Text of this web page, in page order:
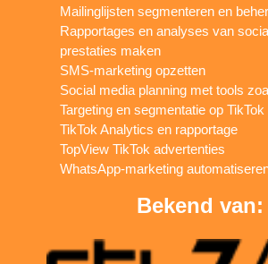
Mailinglijsten segmenteren en
Rapportages en analyses van
prestaties maken
SMS-marketing opzetten
Social media planning met tools
Targeting en segmentatie op TikTok
TikTok Analytics en rapportage
TopView TikTok advertenties
WhatsApp-marketing
Bekend van: